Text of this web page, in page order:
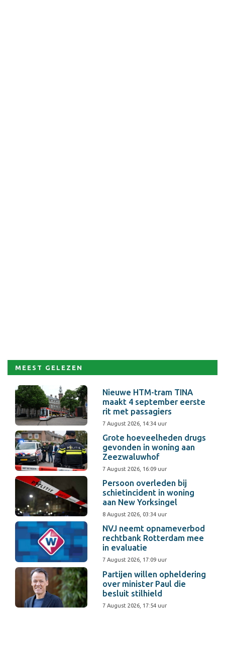
MEEST GELEZEN
Nieuwe HTM-tram TINA
maakt 4 september eerste
rit met passagiers
7 August 2026, 14:34 uur
Grote hoeveelheden drugs
gevonden in woning aan
Zeezwaluwhof
7 August 2026, 16:09 uur
Persoon overleden bij
schietincident in woning
aan New Yorksingel
8 August 2026, 03:34 uur
NVJ neemt opnameverbod
rechtbank Rotterdam mee
in evaluatie
7 August 2026, 17:09 uur
Partijen willen opheldering
over minister Paul die
besluit stilhield
7 August 2026, 17:54 uur